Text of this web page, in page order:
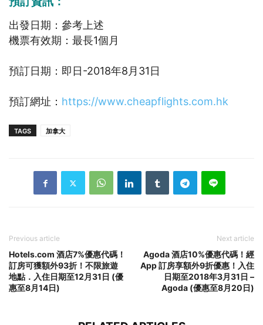
出發日期：參考上述
機票有效期：最長1個月
預訂日期：即日-2018年8月31日
預訂網址： https://www.cheapflights.com.hk
TAGS 加拿大
Previous article
Hotels.com 酒店7%優惠代碼！
訂房可獲額外93折！不限旅遊
地點．入住日期至12月31日 (優
惠至8月14日)
Next article
Agoda 酒店10%優惠代碼！經
App 訂房享額外9折優惠！入住
日期至2018年3月31日 –
Agoda (優惠至8月20日)